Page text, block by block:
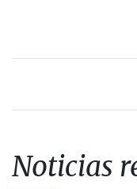
Noticias